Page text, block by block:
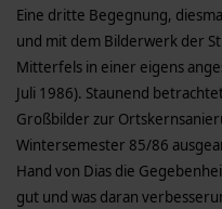
Eine dritte Begegnung,
und mit dem Bilderwerk der
Mitterfels in einer eigens
Juli 1986). Staunend
Großbilder zur
Wintersemester 85/86
Hand von Dias die
gut und was daran